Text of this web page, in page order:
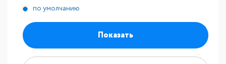
по умолчанию
Показать